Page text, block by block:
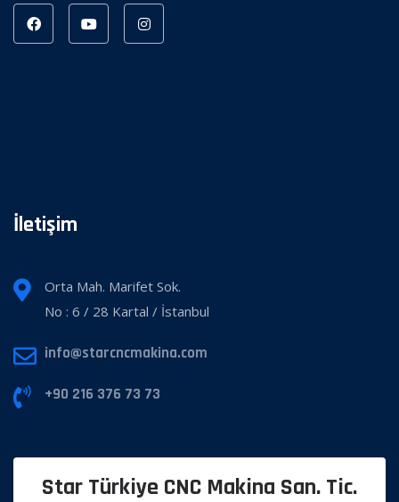
İletişim
Orta Mah. Marifet Sok.
No : 6 / 28 Kartal / İstanbul
info@starcncmakina.com
+90 216 376 73 73
Star Türkiye CNC Makina San. Tic.